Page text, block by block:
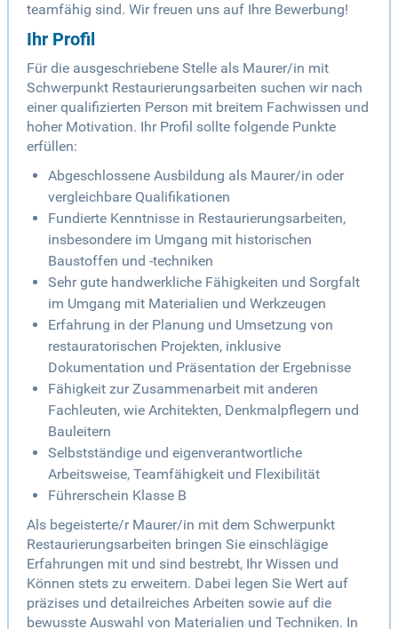
teamfähig sind. Wir freuen uns auf Ihre Bewerbung!
Ihr Profil
Für die ausgeschriebene Stelle als Maurer/in mit
Schwerpunkt Restaurierungsarbeiten suchen wir nach
einer qualifizierten Person mit breitem Fachwissen und
hoher Motivation. Ihr Profil sollte folgende Punkte
erfüllen:
Abgeschlossene Ausbildung als Maurer/in oder
vergleichbare Qualifikationen
Fundierte Kenntnisse in Restaurierungsarbeiten,
insbesondere im Umgang mit historischen
Baustoffen und -techniken
Sehr gute handwerkliche Fähigkeiten und Sorgfalt
im Umgang mit Materialien und Werkzeugen
Erfahrung in der Planung und Umsetzung von
restauratorischen Projekten, inklusive
Dokumentation und Präsentation der Ergebnisse
Fähigkeit zur Zusammenarbeit mit anderen
Fachleuten, wie Architekten, Denkmalpflegern und
Bauleitern
Selbstständige und eigenverantwortliche
Arbeitsweise, Teamfähigkeit und Flexibilität
Führerschein Klasse B
Als begeisterte/r Maurer/in mit dem Schwerpunkt
Restaurierungsarbeiten bringen Sie einschlägige
Erfahrungen mit und sind bestrebt, Ihr Wissen und
Können stets zu erweitern. Dabei legen Sie Wert auf
präzises und detailreiches Arbeiten sowie auf die
bewusste Auswahl von Materialien und Techniken. In